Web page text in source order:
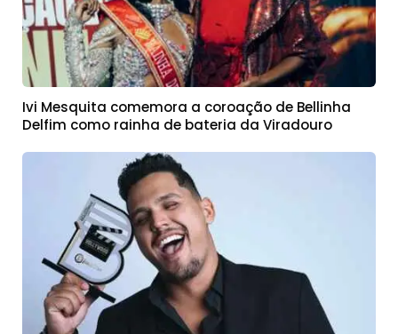
Ivi Mesquita comemora a coroação de Bellinha
Delfim como rainha de bateria da Viradouro